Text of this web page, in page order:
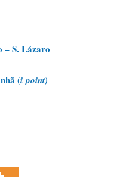
– S. Lázaro
(ipoint)